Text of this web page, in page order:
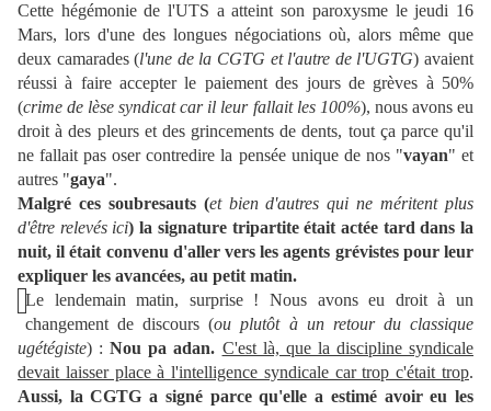
Cette hégémonie de l'UTS a atteint son paroxysme le jeudi 16
Mars, lors d'une des longues négociations où, alors même que
deux camarades (l'une de la CGTG et l'autre de l'UGTG) avaient
réussi à faire accepter le paiement des jours de grèves à 50%
(crime de lèse syndicat car il leur fallait les 100%), nous avons eu
droit à des pleurs et des grincements de dents, tout ça parce qu'il
ne fallait pas oser contredire la pensée unique de nos "vayan" et
autres "gaya".
Malgré ces soubresauts (et bien d'autres qui ne méritent plus
d'être relevés ici) la signature tripartite était actée tard dans la
nuit, il était convenu d'aller vers les agents grévistes pour leur
expliquer les avancées, au petit matin.
Le lendemain matin, surprise ! Nous avons eu droit à un
changement de discours (ou plutôt à un retour du classique
ugétégiste) :Nou pa adan. C'est là, que la discipline syndicale
devait laisser place à l'intelligence syndicale car trop c'était trop.
Aussi, la CGTG a signé parce qu'elle a estimé avoir eu les